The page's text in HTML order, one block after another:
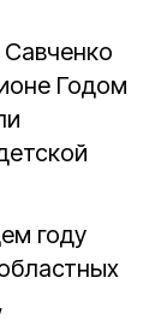
Савченко
Годом
году